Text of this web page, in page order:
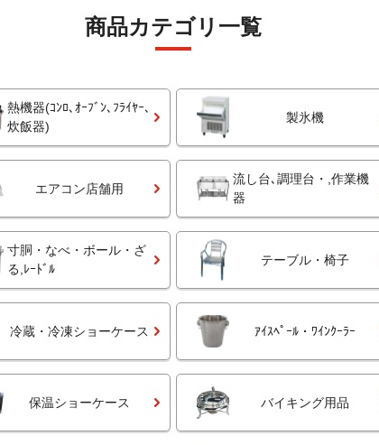
商品カテゴリ一覧
熱機器(ｺﾝﾛ､ｵｰﾌﾞﾝ､ﾌﾗｲﾔｰ､
炊飯器)
製氷機
エアコン店舗用
流し台､調理台・,作業機
器
寸胴・なべ・ボール・ざ
る,ﾚｰﾄﾞﾙ
テーブル・椅子
冷蔵・冷凍ショーケース ｱｲｽﾍﾟｰﾙ・ﾜｲﾝｸｰﾗｰ
保温ショーケース バイキング用品